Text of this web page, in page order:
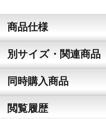
商品仕様
別サイズ・関連商品
同時購入商品
閲覧履歴